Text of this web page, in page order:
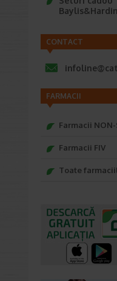
CONTACT
FARMACII
Farmacii NON-
Farmacii FIV
Toate